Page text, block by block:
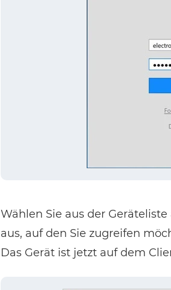
Wählen Sie aus der
aus, auf den Sie zugreifen
Das Gerät ist jetzt auf dem